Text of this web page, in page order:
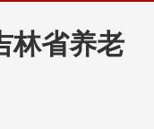
林省养老